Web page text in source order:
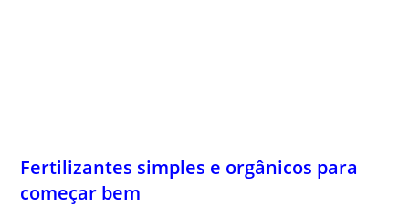
Fertilizantes simples e orgânicos para
começar bem